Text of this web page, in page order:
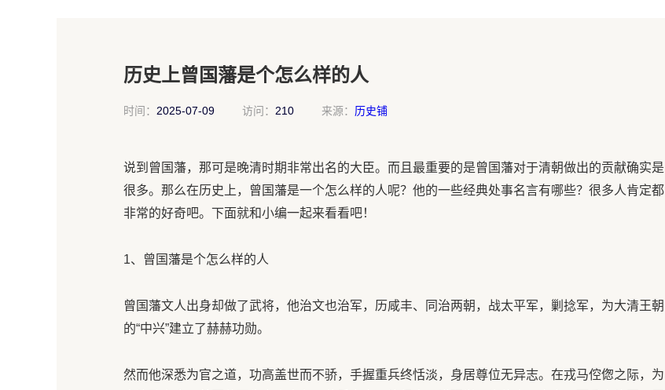
历史上曾国藩是个怎么样的人
时间： 2025-07-09 访问： 210 来源： 历史铺
说到曾国藩，那可是晚清时期非常出名的大臣。而且最重要的是曾国藩对于清朝做出的贡献确实是
很多。那么在历史上，曾国藩是一个怎么样的人呢？他的一些经典处事名言有哪些？很多人肯定都
非常的好奇吧。下面就和小编一起来看看吧！
1、曾国藩是个怎么样的人
曾国藩文人出身却做了武将，他治文也治军，历咸丰、同治两朝，战太平军，剿捻军，为大清王朝
的“中兴”建立了赫赫功勋。
然而他深悉为官之道，功高盖世而不骄，手握重兵终恬淡，身居尊位无异志。在戎马倥偬之际，为